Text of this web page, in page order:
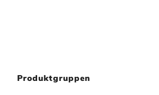
Produktgruppen